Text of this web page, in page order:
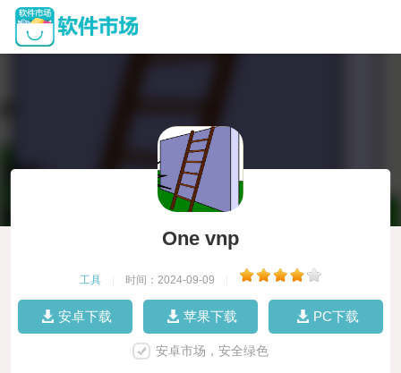
One vnp
工具 时间：2024-09-09
安卓下载 苹果下载 PC下载
安卓市场，安全绿色